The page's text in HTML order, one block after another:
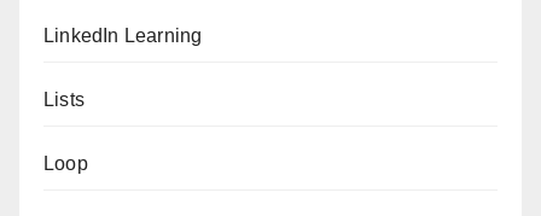
LinkedIn Learning
Lists
Loop